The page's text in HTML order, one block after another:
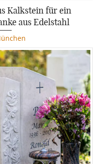
Kalkstein für ein
aus Edelstahl